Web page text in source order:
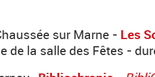
sur Marne - Les
de la salle des Fêtes -